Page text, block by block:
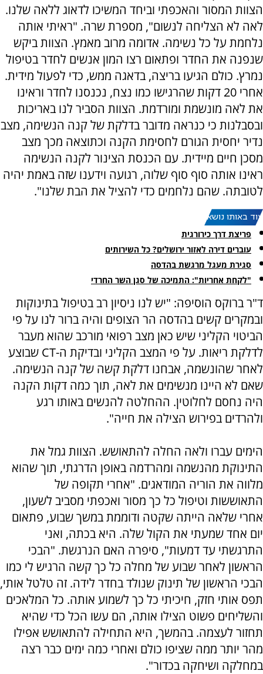
הצוות המסור והאכפתי וביחד המשיכו לדאוג ללאה שלנו.
לאה לא הצליחה לנשום", מספרת שרה. "ראיתי אותה
נלחמת על כל נשימה. אדומה מרוב מאמץ. הצוות ביקש
שנפנה את החדר ופתאום רצו המון אנשים לחדר בטיפול
נמרץ. כולם הגיעו בריצה, בדאגה ממש, כדי לפעול מידית.
אחרי 20 דקות שהרגישו כמו נצח, נכנסנו לחדר וראינו
את לאה מונשמת ומורדמת. הצוות הסביר לנו באריכות
ובסבלנות כי כנראה מדובר בדלקת של קנה הנשימה, מצב
נדיר יחסית הגורם לחסימת הקנה וכתוצאה מכך מצב
מסכן חיים מיידית. עם הכנסת הצינור לקנה הנשימה
ראינו אותה סוף סוף שלוה, רגועה וידענו שזה באמת יהיה
לטובתה. שהם נלחמים כדי להציל את הבת שלנו".
עוד באותו נושא:
פריצת דרך כירורגית
עוברים דירה לאזור ירושלים? כל השירותים
סגירת מעגל מרגשת בהדסה
"לקחת אחריות": התמיכה של סגן השר החרדי
ד"ר ברוקס הוסיפה: "יש לנו ניסיון רב בטיפול בתינוקות
ובמקרים קשים בהדסה הר הצופים והיה ברור לנו על פי
הביטוי הקליני שיש כאן מצב רפואי מורכב שהוא מעבר
לדלקת ריאות. על פי המצב הקליני ובדיקת ה-CT שבוצע
לאחר שהונשמה, אבחנו דלקת קשה של קנה הנשימה.
שאם לא היינו מנשימים את לאה, תוך כמה דקות הקנה
היה נחסם לחלוטין. ההחלטה להנשים באותו רגע
ולהרדים בפירוש הצילה את חייה".
הימים עברו ולאה החלה להתאושש. הצוות גמל את
התינוקת מהנשמה ומהרדמה באופן הדרגתי, תוך שהוא
מלווה את הוריה המודאגים. "אחרי תקופה של
התאוששות וטיפול כל כך מסור ואכפתי מסביב לשעון,
אחרי שלאה הייתה שקטה ודוממת במשך שבוע, פתאום
יום אחד שמעתי את הקול שלה. היא בכתה, ואני
התרגשתי עד דמעות", סיפרה האם הנרגשת. "הבכי
הראשון לאחר שבוע של מחלה כל כך קשה הרגיש לי כמו
הבכי הראשון של תינוק שנולד בחדר לידה. זה טלטל אותי,
תפס אותי חזק, חיכיתי כל כך לשמוע אותה. כל המלאכים
והשליחים פשוט הצילו אותה, הם עשו הכל כדי שהיא
תחזור לעצמה. בהמשך, היא התחילה להתאושש אפילו
מהר יותר ממה שציפו כולם ואחרי כמה ימים כבר רצה
במחלקה ושיחקה בכדור".